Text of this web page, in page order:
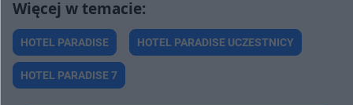
HOTEL PARADISE HOTEL PARADISE UCZESTNICY
HOTEL PARADISE 7